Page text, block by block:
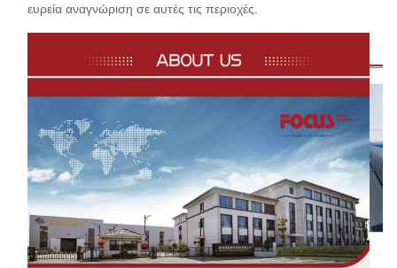
ευρεία αναγνώριση σε αυτές τις περιοχές.